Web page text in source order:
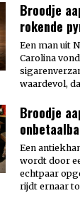
Broodje
rokende
Een man uit
Carolina
waardevol,
Broodje
Een
wordt door
echtpaar
rijdt ernaar